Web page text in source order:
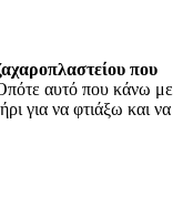
που
αυτό που κάνω με
για να φτιάξω και να